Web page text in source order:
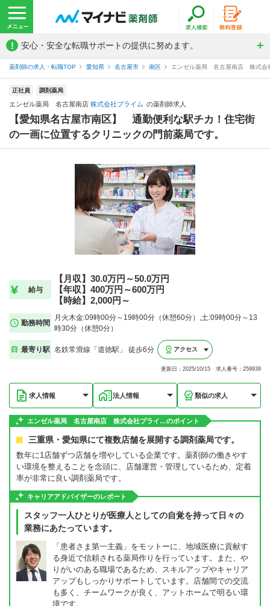
! 安心・安全な転職サポートの提供に努めます。
薬剤師の求人・転職TOP 愛知県 名古屋市 南区 エンゼル薬局 名古屋南店 株式会
正社員 調剤薬局
エンゼル薬局 名古屋南店 株式会社プライム の薬剤師求人
【愛知県名古屋市南区】 通勤便利な駅チカ！住宅街
の一画に位置するクリニックの門前薬局です。
給与
【月収】30.0万円～50.0万円
【年収】400万円～600万円
【時給】2,000円～
勤務時間
月火木金:09時00分～19時00分（休憩60分）,土:09時00分～13
時30分（休憩0分）
最寄り駅 名鉄常滑線「道徳駅」 徒歩6分 アクセス
更新日：2025/10/15 求人番号：259939
求人情報 法人情報 類似の求人
エンゼル薬局 名古屋南店 株式会社プライ…のポイント
三重県・愛知県にて複数店舗を展開する調剤薬局です。
数年に1店舗ずつ店舗を増やしている企業です。薬剤師の働きやす
い環境を整えることを念頭に、店舗運営・管理しているため、定着
率が非常に良い調剤薬局です。
キャリアアドバイザーのレポート
スタッフ一人ひとりが医療人としての自覚を持って日々の
業務にあたっています。
「患者さま第一主義」をモットーに、地域医療に貢献す
る身近で信頼される薬局作りを行っています。また、や
りがいのある職場であるため、スキルアップやキャリア
アップもしっかりサポートしています。店舗間での交流
も多く、チームワークが良く、アットホームで明るい環
境です。